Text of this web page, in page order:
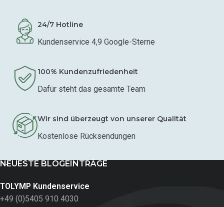
24/7 Hotline
Kundenservice 4,9 Google-Sterne
100% Kundenzufriedenheit
Dafür steht das gesamte Team
Wir sind überzeugt von unserer Qualität
Kostenlose Rücksendungen
NEUESTE BLOGEINTRÄGE
TOLYMP Kundenservice
+49 (0)5405 910 4030